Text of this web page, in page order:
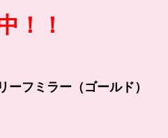
！！
ーフミラー（ゴールド）